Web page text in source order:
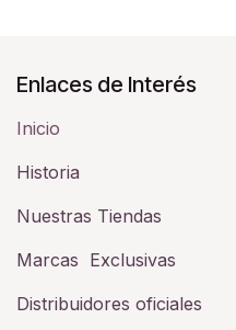
Enlaces de Interés
Inicio
Historia​
Nuestras Tiendas
Marcas Exclusivas
Distribuidores oficiales